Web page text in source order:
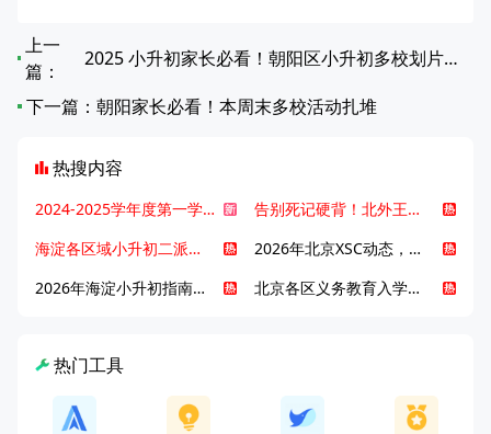
上一
篇：
2025 小升初家长必看！朝阳区小升初多校划片对应中学全览
下一篇： 朝阳家长必看！本周末多校活动扎堆
热搜内容
2024-2025学年度第一学期北京各区期末考试真题试卷汇总
告别死记硬背！北外王牌精读词汇课，帮孩子突破英语词汇难关
海淀各区域小升初二派全攻略合集！区域一至五志愿填报、升学策略详解
2026年北京XSC动态，持续更新中ing...
2026年海淀小升初指南，一文了解招生政策要点
北京各区义务教育入学咨询电话汇总，25年小升初家长提前收藏
热门工具